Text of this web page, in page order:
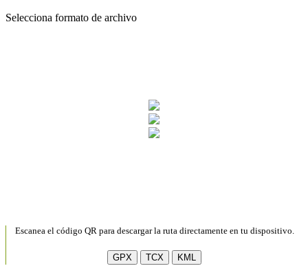
Selecciona formato de archivo
Escanea el código QR para descargar la ruta directamente en tu dispositivo.
GPX TCX KML